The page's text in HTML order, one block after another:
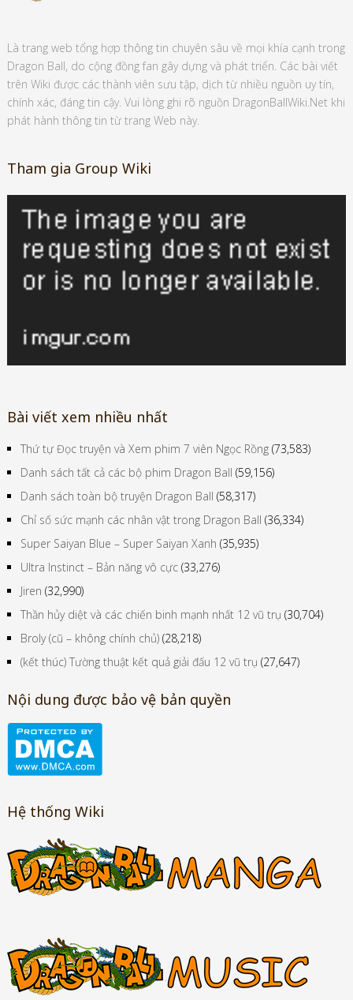
Là trang web tổng hợp thông tin chuyên sâu về mọi khía cạnh trong
Dragon Ball, do cộng đồng fan gây dựng và phát triển. Các bài viết
trên Wiki được các thành viên sưu tập, dịch từ nhiều nguồn uy tín,
chính xác, đáng tin cậy. Vui lòng ghi rõ nguồn DragonBallWiki.Net khi
phát hành thông tin từ trang Web này.
Tham gia Group Wiki
Bài viết xem nhiều nhất
Thứ tự Đọc truyện và Xem phim 7 viên Ngọc Rồng (73,583)
Danh sách tất cả các bộ phim Dragon Ball (59,156)
Danh sách toàn bộ truyện Dragon Ball (58,317)
Chỉ số sức mạnh các nhân vật trong Dragon Ball (36,334)
Super Saiyan Blue – Super Saiyan Xanh (35,935)
Ultra Instinct – Bản năng vô cực (33,276)
Jiren (32,990)
Thần hủy diệt và các chiến binh mạnh nhất 12 vũ trụ (30,704)
Broly (cũ – không chính chủ) (28,218)
(kết thúc) Tường thuật kết quả giải đấu 12 vũ trụ (27,647)
Nội dung được bảo vệ bản quyền
Hệ thống Wiki